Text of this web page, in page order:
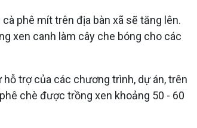
phê mít trên địa bàn xã sẽ tăng lên.
xen canh làm cây che bóng cho các
trợ của các chương trình, dự án, trên
chè được trồng xen khoảng 50 - 60